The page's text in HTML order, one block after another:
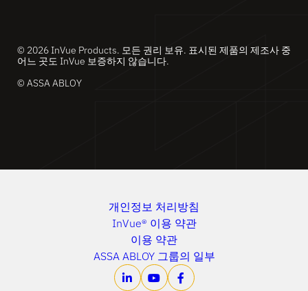
© 2026 InVue Products. 모든 권리 보유. 표시된 제품의 제조사 중
어느 곳도 InVue 보증하지 않습니다.
© ASSA ABLOY
개인정보 처리방침
InVue® 이용 약관
이용 약관
ASSA ABLOY 그룹의 일부